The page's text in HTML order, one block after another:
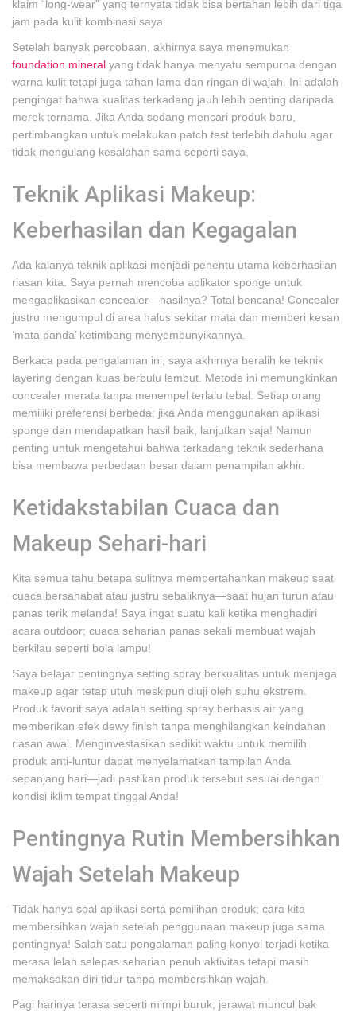
klaim “long-wear” yang ternyata tidak bisa bertahan lebih dari tiga
jam pada kulit kombinasi saya.
Setelah banyak percobaan, akhirnya saya menemukan
foundation mineral yang tidak hanya menyatu sempurna dengan
warna kulit tetapi juga tahan lama dan ringan di wajah. Ini adalah
pengingat bahwa kualitas terkadang jauh lebih penting daripada
merek ternama. Jika Anda sedang mencari produk baru,
pertimbangkan untuk melakukan patch test terlebih dahulu agar
tidak mengulang kesalahan sama seperti saya.
Teknik Aplikasi Makeup:
Keberhasilan dan Kegagalan
Ada kalanya teknik aplikasi menjadi penentu utama keberhasilan
riasan kita. Saya pernah mencoba aplikator sponge untuk
mengaplikasikan concealer—hasilnya? Total bencana! Concealer
justru mengumpul di area halus sekitar mata dan memberi kesan
‘mata panda’ ketimbang menyembunyikannya.
Berkaca pada pengalaman ini, saya akhirnya beralih ke teknik
layering dengan kuas berbulu lembut. Metode ini memungkinkan
concealer merata tanpa menempel terlalu tebal. Setiap orang
memiliki preferensi berbeda; jika Anda menggunakan aplikasi
sponge dan mendapatkan hasil baik, lanjutkan saja! Namun
penting untuk mengetahui bahwa terkadang teknik sederhana
bisa membawa perbedaan besar dalam penampilan akhir.
Ketidakstabilan Cuaca dan
Makeup Sehari-hari
Kita semua tahu betapa sulitnya mempertahankan makeup saat
cuaca bersahabat atau justru sebaliknya—saat hujan turun atau
panas terik melanda! Saya ingat suatu kali ketika menghadiri
acara outdoor; cuaca seharian panas sekali membuat wajah
berkilau seperti bola lampu!
Saya belajar pentingnya setting spray berkualitas untuk menjaga
makeup agar tetap utuh meskipun diuji oleh suhu ekstrem.
Produk favorit saya adalah setting spray berbasis air yang
memberikan efek dewy finish tanpa menghilangkan keindahan
riasan awal. Menginvestasikan sedikit waktu untuk memilih
produk anti-luntur dapat menyelamatkan tampilan Anda
sepanjang hari—jadi pastikan produk tersebut sesuai dengan
kondisi iklim tempat tinggal Anda!
Pentingnya Rutin Membersihkan
Wajah Setelah Makeup
Tidak hanya soal aplikasi serta pemilihan produk; cara kita
membersihkan wajah setelah penggunaan makeup juga sama
pentingnya! Salah satu pengalaman paling konyol terjadi ketika
merasa lelah selepas seharian penuh aktivitas tetapi masih
memaksakan diri tidur tanpa membersihkan wajah.
Pagi harinya terasa seperti mimpi buruk; jerawat muncul bak